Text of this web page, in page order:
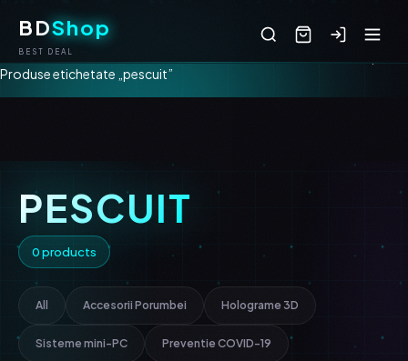
BDShop
BEST DEAL
Produse etichetate „pescuit”
PESCUIT
0 products
All Accesorii Porumbei Holograme 3D
Sisteme mini-PC Preventie COVID-19